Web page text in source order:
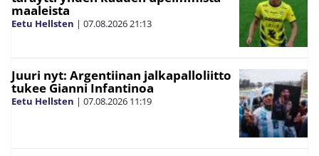
maaleista
Eetu Hellsten | 07.08.202621:13
Juuri nyt: Argentiinan jalkapalloliitto
tukee Gianni Infantinoa
Eetu Hellsten | 07.08.2026 11:19